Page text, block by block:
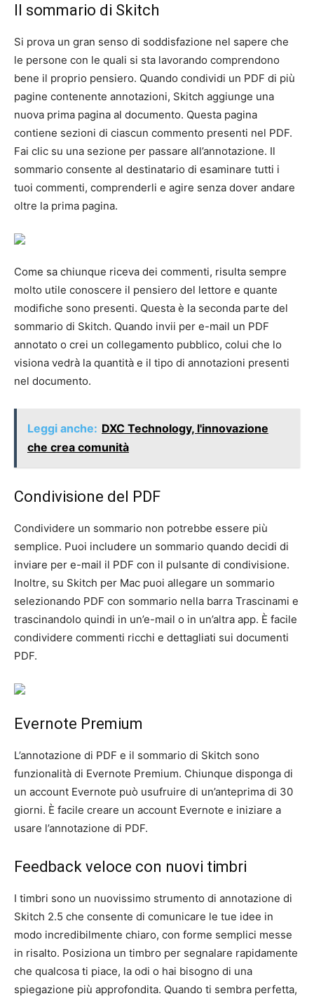
Il sommario di Skitch
Si prova un gran senso di soddisfazione nel sapere che
le persone con le quali si sta lavorando comprendono
bene il proprio pensiero. Quando condividi un PDF di più
pagine contenente annotazioni, Skitch aggiunge una
nuova prima pagina al documento. Questa pagina
contiene sezioni di ciascun commento presenti nel PDF.
Fai clic su una sezione per passare all’annotazione. Il
sommario consente al destinatario di esaminare tutti i
tuoi commenti, comprenderli e agire senza dover andare
oltre la prima pagina.
Come sa chiunque riceva dei commenti, risulta sempre
molto utile conoscere il pensiero del lettore e quante
modifiche sono presenti. Questa è la seconda parte del
sommario di Skitch. Quando invii per e-mail un PDF
annotato o crei un collegamento pubblico, colui che lo
visiona vedrà la quantità e il tipo di annotazioni presenti
nel documento.
Leggi anche: DXC Technology, l'innovazione
che crea comunità
Condivisione del PDF
Condividere un sommario non potrebbe essere più
semplice. Puoi includere un sommario quando decidi di
inviare per e-mail il PDF con il pulsante di condivisione.
Inoltre, su Skitch per Mac puoi allegare un sommario
selezionando PDF con sommario nella barra Trascinami e
trascinandolo quindi in un’e-mail o in un’altra app. È facile
condividere commenti ricchi e dettagliati sui documenti
PDF.
Evernote Premium
L’annotazione di PDF e il sommario di Skitch sono
funzionalità di Evernote Premium. Chiunque disponga di
un account Evernote può usufruire di un’anteprima di 30
giorni. È facile creare un account Evernote e iniziare a
usare l’annotazione di PDF.
Feedback veloce con nuovi timbri
I timbri sono un nuovissimo strumento di annotazione di
Skitch 2.5 che consente di comunicare le tue idee in
modo incredibilmente chiaro, con forme semplici messe
in risalto. Posiziona un timbro per segnalare rapidamente
che qualcosa ti piace, la odi o hai bisogno di una
spiegazione più approfondita. Quando ti sembra perfetta,